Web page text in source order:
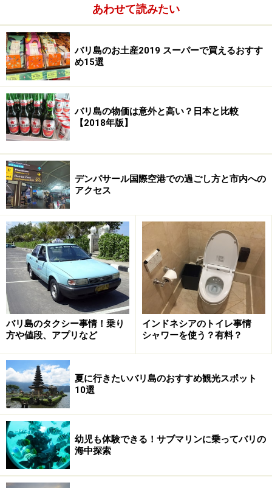
バリの乾季（5～10月）
乾季の青空
乾季のバリは、常夏の地とはいえ、意外と涼しくて、夏
の暑い日本から来ると拍子抜けするほど。ウブドやキン
タマーニ高原などに観光する際には長袖を携帯すると重
宝すると思います。
ウブド地域等の高地や、夕方冷え込む時間帯をのぞけ
ンピースでOK。足下もサンダル履きで充分です。ただ
し、紫外線が強いので、リゾート気分を味わいつつも、
女性はシミができないように日焼け対策はしっかり行い
ましょう。乾季は風が強く吹くこともあるので、夕方の
ビーチなどでも体が冷えない工夫を。
あわせて読みたい
バリ島のお土産2019 スーパーで買えるおすす
め15選
バリ島の物価は意外と高い？日本と比較
【2018年版】
デンパサール国際空港での過ごし方と市内への
アクセス
バリ島のタクシー事情！乗り
方や値段、アプリなど
インドネシアのトイレ事情
シャワーを使う？有料？
夏に行きたいバリ島のおすすめ観光スポット
10選
幼児も体験できる！サブマリンに乗ってバリの
海中探索